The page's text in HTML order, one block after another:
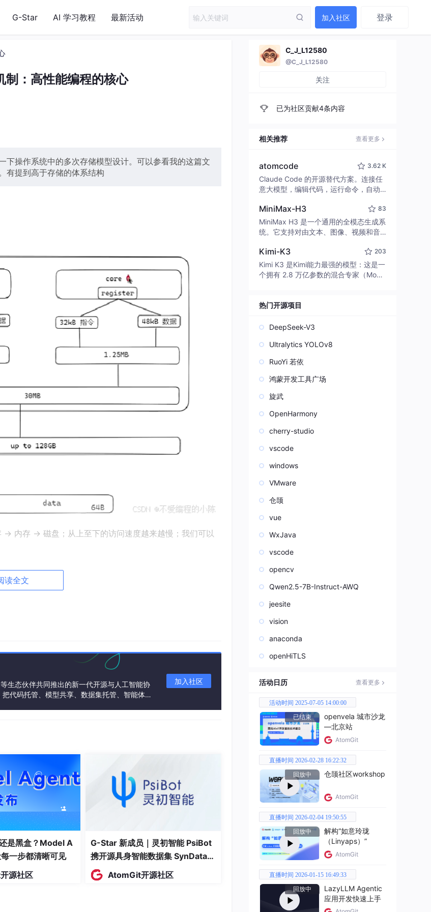
G-Star AI 学习教程 最新活动 加入社区 登录
制：高性能编程的核心
操作系统中的多次存储模型设计。可以参看我的这篇文
有提到高于存储的体系结构
内存 -> 磁盘；从上至下的访问速度越来越慢；我们可以
读全文
生态伙伴共同推出的新一代开源与人工智能协
代码托管、模型共享、数据集托管、智能体开
加入社区
是黑盒？Model A
一步都清晰可见
源社区
G-Star 新成员｜灵初智能 PsiBot
携开源具身智能数据集 SynData
入驻 AtomGit
AtomGit开源社区
C_J_L12580
@C_J_L12580
关注
已为社区贡献4条内容
相关推荐 查看更多
atomcode 3.62 K
Claude Code 的开源替代方案。连接任
意大模型，编辑代码，运行命令，自动
致性能。 ｜ An open-source alternativ
e to Claude Code. Connect any LLM,
edit code, run commands, and verify
MiniMax-H3 83
MiniMax H3 是一个通用的全模态生成系
统。它支持对由文本、图像、视频和音
并能生成分辨率高达 2K、时长可达 15
秒的带原生立体声音频的视频。得益于
面向任务泛化的系统设计，H3 在预训练
模态指令。
Kimi-K3 203
Kimi K3 是Kimi能力最强的模型：这是一
个拥有 2.8 万亿参数的混合专家（Mo
热门开源项目
DeepSeek-V3
Ultralytics YOLOv8
RuoYi 若依
鸿蒙开发工具广场
旋武
OpenHarmony
cherry-studio
vscode
windows
VMware
仓颉
vue
WxJava
vscode
opencv
Qwen2.5-7B-Instruct-AWQ
jeesite
vision
anaconda
openHiTLS
活动日历 查看更多
活动时间 2025-07-05 14:00:00
已结束
openvela 城市沙龙
—北京站
AtomGit
直播时间 2026-02-28 16:22:32
回放中
仓颉社区workshop
AtomGit
直播时间 2026-02-04 19:50:55
回放中
解构“如意玲珑
（Linyaps）”
AtomGit
直播时间 2026-01-15 16:49:33
回放中
LazyLLM Agentic
应用开发快速上手